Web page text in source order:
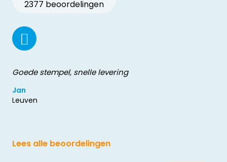
2377 beoordelingen
Goede stempel, snelle levering
Jan
Leuven
Lees alle beoordelingen